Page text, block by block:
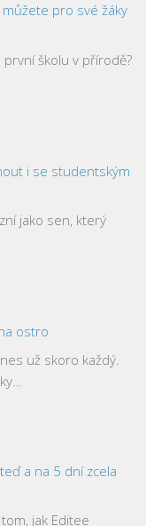
pro své žáky
školu v přírodě?
i se studentským
jako sen, který
ostro
už skoro každý.
a na 5 dní zcela
jak Editee